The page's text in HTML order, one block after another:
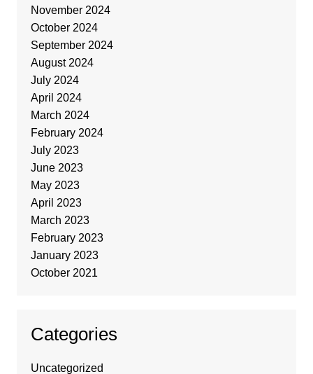
November 2024
October 2024
September 2024
August 2024
July 2024
April 2024
March 2024
February 2024
July 2023
June 2023
May 2023
April 2023
March 2023
February 2023
January 2023
October 2021
Categories
Uncategorized